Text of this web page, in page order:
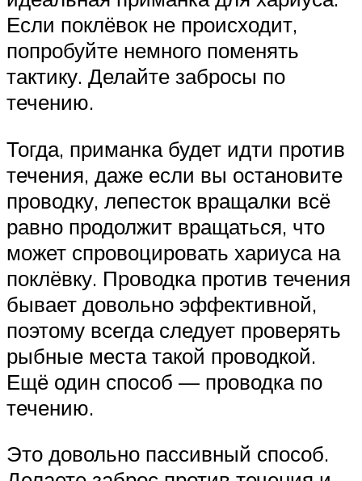
Если поклёвок не происходит,
попробуйте немного поменять
тактику. Делайте забросы по
течению.
Тогда, приманка будет идти против
течения, даже если вы остановите
проводку, лепесток вращалки всё
равно продолжит вращаться, что
может спровоцировать хариуса на
поклёвку. Проводка против течения
бывает довольно эффективной,
поэтому всегда следует проверять
рыбные места такой проводкой.
Ещё один способ — проводка по
течению.
Это довольно пассивный способ.